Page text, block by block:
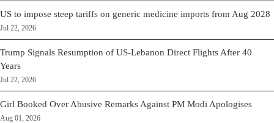
US to impose steep tariffs on generic medicine imports from Aug 2028
Jul 22, 2026
Trump Signals Resumption of US-Lebanon Direct Flights After 40
Years
Jul 22, 2026
Girl Booked Over Abusive Remarks Against PM Modi Apologises
Aug 01, 2026